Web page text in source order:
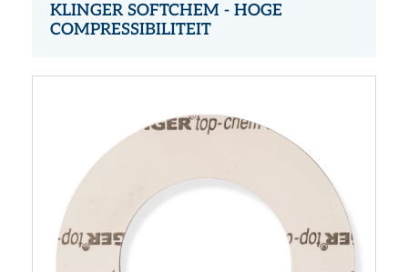
KLINGER SOFTCHEM - HOGE
COMPRESSIBILITEIT